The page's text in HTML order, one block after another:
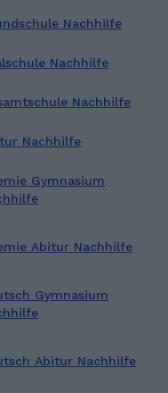
Nachhilfe
Nachhilfe
Nachhilfe
Nachhilfe
Gymnasium
Abitur Nachhilfe
Gymnasium
Abitur Nachhilfe